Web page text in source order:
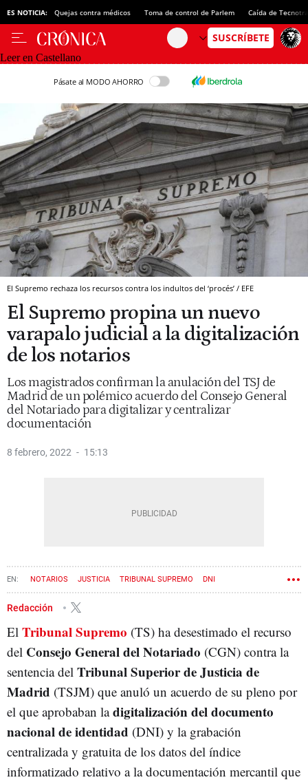
ES NOTICIA: Quejas contra médicos Toma de control de Parlem Caída de
Leer en Castellano
Pásate al MODO AHORRO
El Supremo rechaza los recursos contra los indultos del ‘procés’ / EFE
El Supremo propina un nuevo
varapalo judicial a la digitalización
de los notarios
Los magistrados confirman la anulación del TSJ de
Madrid de un polémico acuerdo del Consejo General
del Notariado para digitalizar y centralizar
documentación
8 febrero, 2022 15:13
NOTARIOS JUSTICIA TRIBUNAL SUPREMO DNI
Redacción
El Tribunal Supremo (TS) ha desestimado el recurso
del Consejo General del Notariado (CGN) contra la
sentencia del Tribunal Superior de Justicia de
Madrid (TSJM) que anuló un acuerdo de su pleno por
el que aprobaban ladigitalización del documento
nacional de identidad (DNI) y la grabación
centralizada y gratuita de los datos del índice
informatizado relativo a la documentación mercantil que